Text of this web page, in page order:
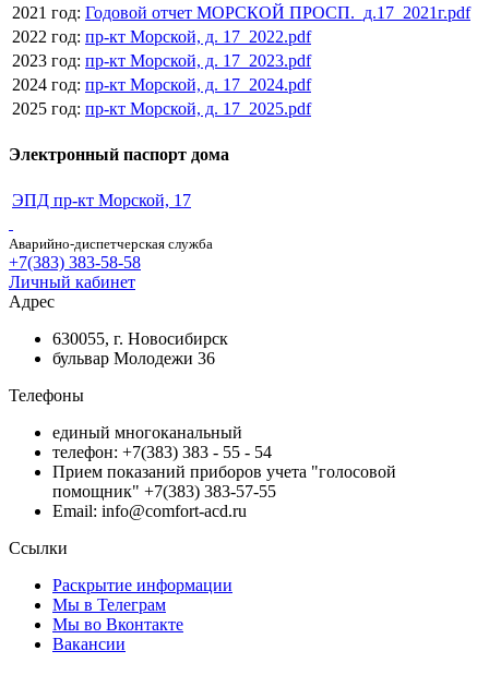
2021 год: Годовой отчет МОРСКОЙ ПРОСП._д.17_2021г.pdf
2022 год: пр-кт Морской, д. 17_2022.pdf
2023 год: пр-кт Морской, д. 17_2023.pdf
2024 год: пр-кт Морской, д. 17_2024.pdf
2025 год: пр-кт Морской, д. 17_2025.pdf
Электронный паспорт дома
ЭПД пр-кт Морской, 17
Аварийно-диспетчерская служба
+7(383) 383-58-58
Личный кабинет
Адрес
630055, г. Новосибирск
бульвар Молодежи 36
Телефоны
единый многоканальный
телефон: +7(383) 383 - 55 - 54
Прием показаний приборов учета "голосовой
помощник" +7(383) 383-57-55
Email: info@comfort-acd.ru
Ссылки
Раскрытие информации
Мы в Телеграм
Мы во Вконтакте
Вакансии